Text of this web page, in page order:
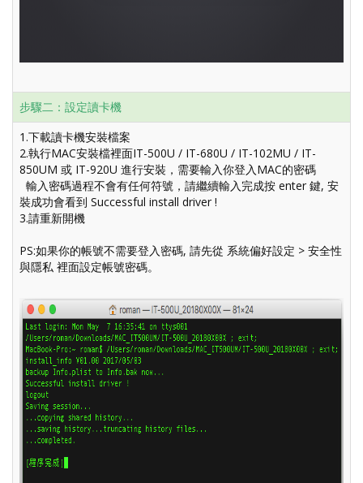
步驟二：設定讀卡機
1.下載讀卡機安裝檔案
2.執行MAC安裝檔裡面IT-500U / IT-680U / IT-102MU / IT-
850UM 或 IT-920U 進行安裝，需要輸入你登入MAC的密碼
輸入密碼過程不會有任何符號，請繼續輸入完成按 enter 鍵, 安
裝成功會看到 Successful install driver !
3.請重新開機
PS:如果你的帳號不需要登入密碼, 請先從 系統偏好設定 > 安全性
與隱私 裡面設定帳號密碼。